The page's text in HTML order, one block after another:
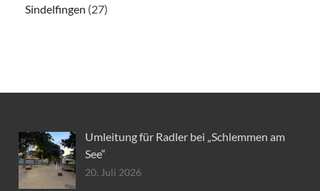
Sindelfingen (27)
Umleitung für Radler bei „Schlemmen am
See“
20. Juli 2026